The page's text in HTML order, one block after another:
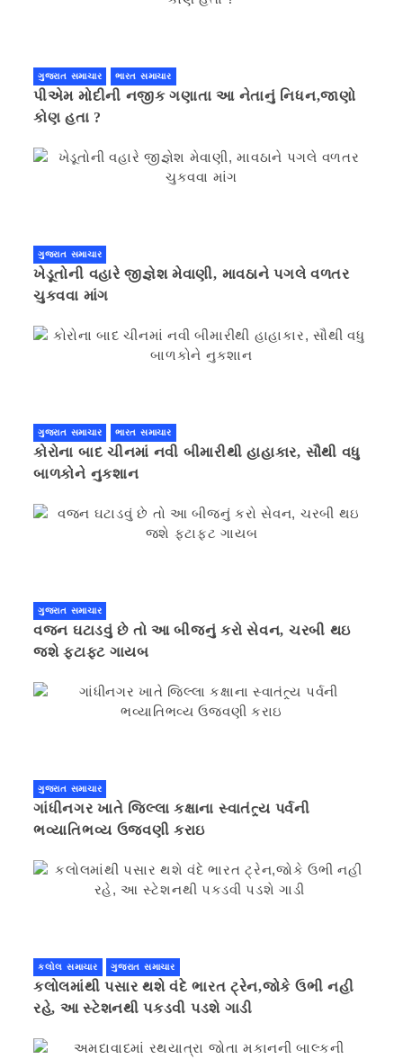
ગુજરાત સમાચાર ભારત સમાચાર
પીએમ મોદીની નજીક ગણાતા આ નેતાનું નિધન,જાણો
કોણ હતા ?
ગુજરાત સમાચાર
ખેડૂતોની વહારે જીજ્ઞેશ મેવાણી, માવઠાને પગલે વળતર
ચુકવવા માંગ
ગુજરાત સમાચાર ભારત સમાચાર
કોરોના બાદ ચીનમાં નવી બીમારીથી હાહાકાર, સૌથી વધુ
બાળકોને નુકશાન
ગુજરાત સમાચાર
વજન ઘટાડવું છે તો આ બીજનું કરો સેવન, ચરબી થઇ
જશે ફટાફટ ગાયબ
ગુજરાત સમાચાર
ગાંધીનગર ખાતે જિલ્લા કક્ષાના સ્વાતંત્ર્ય પર્વની
ભવ્યાતિભવ્ય ઉજવણી કરાઇ
કલોલ સમાચાર ગુજરાત સમાચાર
કલોલમાંથી પસાર થશે વંદે ભારત ટ્રેન,જોકે ઉભી નહી
રહે, આ સ્ટેશનથી પકડવી પડશે ગાડી